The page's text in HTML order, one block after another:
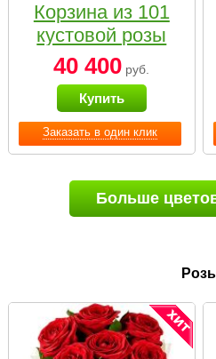
Заказать в один клик
Корзина из 101
кустовой розы
нежных тонов
40 400 руб.
Купить
Больше